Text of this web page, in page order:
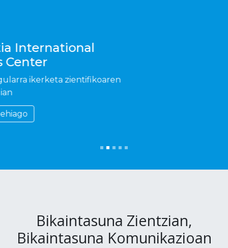
Bikaintasuna Zientzian,
Bikaintasuna Komunikazioan